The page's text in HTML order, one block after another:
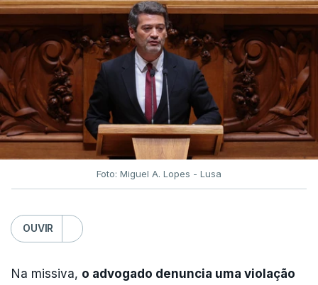
Foto: Miguel A. Lopes - Lusa
OUVIR
Na missiva, o advogado denuncia uma violação